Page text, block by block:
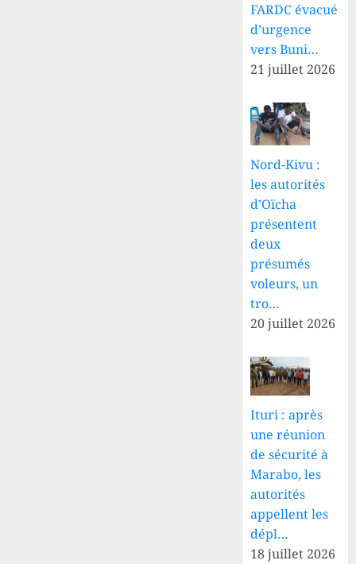
FARDC évacué
d’urgence
vers Buni…
21 juillet 2026
Nord-Kivu :
les autorités
d’Oïcha
présentent
deux
présumés
voleurs, un
tro…
20 juillet 2026
Ituri : après
une réunion
de sécurité à
Marabo, les
autorités
appellent les
dépl…
18 juillet 2026